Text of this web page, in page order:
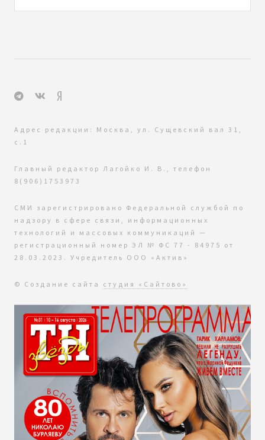
Адрес редакции: Москва, ул. Сущевский вал 31,
с.1
Главный редактор Лагойко И. В., телефон
8(906)1753973
СМИ зарегистрировано Федеральной службой по
надзору в сфере связи, информационных
технологий и массовых коммуникаций —
регистрационный номер ЭЛ № ФС 77 - 84975 от
28.03.2023. Учредитель ООО «Актив»
© Создание сайта студия «Сайтово»